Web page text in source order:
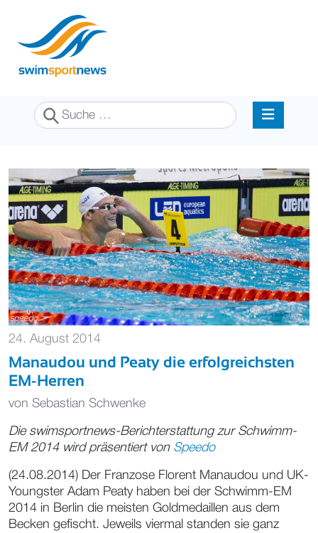
Suchen
24. August 2014
Manaudou und Peaty die erfolgreichsten
EM-Herren
von Sebastian Schwenke
Die swimsportnews-Berichterstattung zur Schwimm-
EM 2014 wird präsentiert von Speedo
(24.08.2014) Der Franzose Florent Manaudou und UK-
Youngster Adam Peaty haben bei der Schwimm-EM
2014 in Berlin die meisten Goldmedaillen aus dem
Becken gefischt. Jeweils viermal standen sie ganz